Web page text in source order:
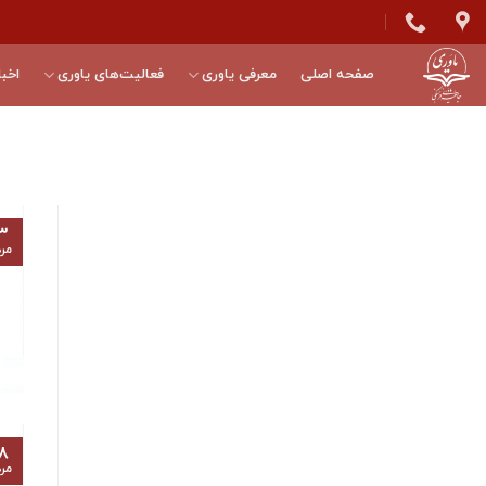
Skip
to
content
صفحه اصلی معرفی یاوری فعالیت‌های یاوری